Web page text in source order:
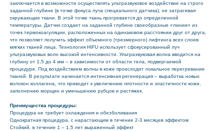
заключается в возможности осуществлять ультразвуковое воздействие на строго
заданной глубине (в точке фокуса луча специального датчика), не затрагивая
окружающие ткани. В этой точке ткань прогревается до определенной
температуры. Датчик создает на заданной глубине своеобразные «линии» из
точек термокоагуляции, расположенных на одинаковом расстоянии друг от друга,
что позволяет получить эффект объемного (трехмерного) лифтинга всех слоев
мягких тканей лица. Технология HIFU использует сфокусированный луч
ультразвуковых волн высокой интенсивности. Ультразвуковая волна вводится на
глубину от 1,5 до 4 мм – в зависимости от области тела, подвергаемой
процедуре. Под воздействием волны в коже происходит локальное перегревание
тканей. В результате начинается интенсивная регенерация – выработка новых
волокон коллагена, что приводит к увеличению плотности и эластичности кожи,
заполнению морщин и уменьшению рубцов и растяжек.
Преимущества процедуры:
Процедура не требует охлаждения и обезболивания
Однократная процедура, с нарастающим в течение 2-3 месяцев эффектом
Стойкий, в течение 1 – 1,5 лет выраженный эффект